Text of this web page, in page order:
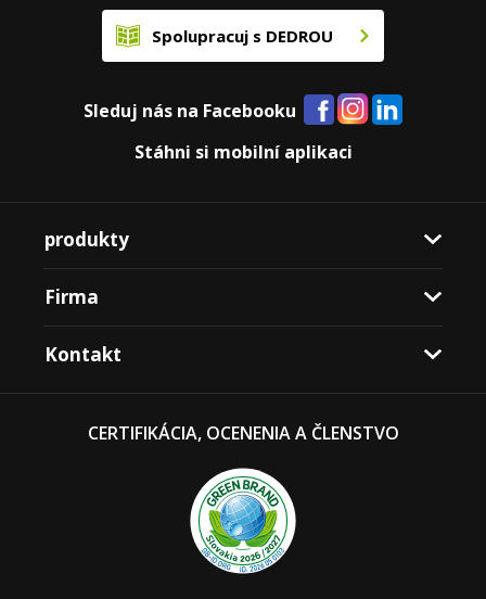
Spolupracuj s DEDROU
Sleduj nás na Facebooku
Stáhni si mobilní aplikaci
produkty
Firma
Kontakt
CERTIFIKÁCIA, OCENENIA A ČLENSTVO